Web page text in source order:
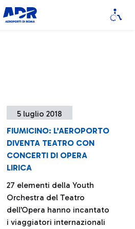
5 luglio 2018
FIUMICINO: L’AEROPORTO
DIVENTA TEATRO CON
CONCERTI DI OPERA
LIRICA
27 elementi della Youth
Orchestra del Teatro
dell’Opera hanno incantato
i viaggiatori internazionali